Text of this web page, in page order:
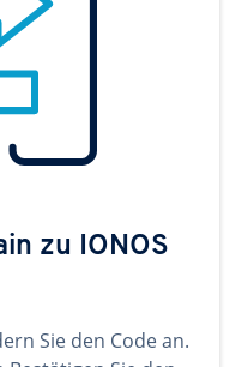
zu IONOS
Sie den Code an.